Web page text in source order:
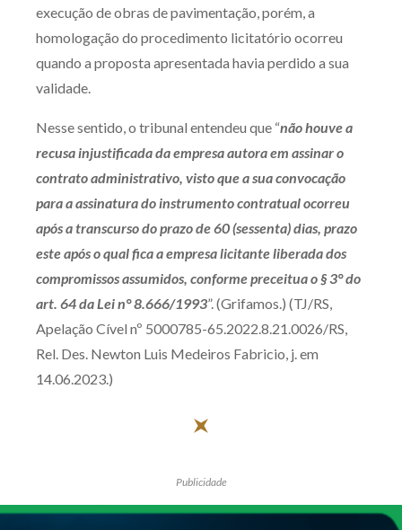
Mentoria Zênite
Zênite in Company
Diferenciais
Receba por RSS
Telefone (41) 2109-8666
execução de obras de pavimentação, porém, a
homologação do procedimento licitatório ocorreu
quando a proposta apresentada havia perdido a sua
validade.
Nesse sentido, o tribunal entendeu que “não houve a
recusa injustificada da empresa autora em assinar o
contrato administrativo, visto que a sua convocação
para a assinatura do instrumento contratual ocorreu
após a transcurso do prazo de 60 (sessenta) dias, prazo
este após o qual fica a empresa licitante liberada dos
compromissos assumidos, conforme preceitua o § 3° do
art. 64 da Lei n° 8.666/1993”. (Grifamos.) (TJ/RS,
Apelação Cível nº 5000785-65.2022.8.21.0026/RS,
Rel. Des. Newton Luis Medeiros Fabricio, j. em
14.06.2023.)
Publicidade